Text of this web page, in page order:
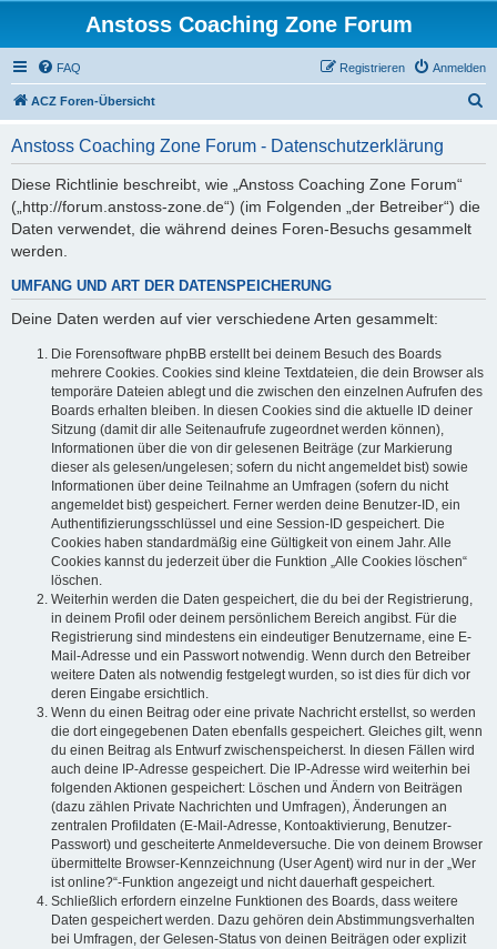
Anstoss Coaching Zone Forum
FAQ Anmelden
Registrieren
ACZ Foren-Übersicht
Anstoss Coaching Zone Forum - Datenschutzerklärung
Diese Richtlinie beschreibt, wie „Anstoss Coaching Zone Forum“
(„http://forum.anstoss-zone.de“) (im Folgenden „der Betreiber“) die
Daten verwendet, die während deines Foren-Besuchs gesammelt
werden.
UMFANG UND ART DER DATENSPEICHERUNG
Deine Daten werden auf vier verschiedene Arten gesammelt:
Die Forensoftware phpBB erstellt bei deinem Besuch des Boards
mehrere Cookies. Cookies sind kleine Textdateien, die dein Browser als
temporäre Dateien ablegt und die zwischen den einzelnen Aufrufen des
Boards erhalten bleiben. In diesen Cookies sind die aktuelle ID deiner
Sitzung (damit dir alle Seitenaufrufe zugeordnet werden können),
Informationen über die von dir gelesenen Beiträge (zur Markierung
dieser als gelesen/ungelesen; sofern du nicht angemeldet bist) sowie
Informationen über deine Teilnahme an Umfragen (sofern du nicht
angemeldet bist) gespeichert. Ferner werden deine Benutzer-ID, ein
Authentifizierungsschlüssel und eine Session-ID gespeichert. Die
Cookies haben standardmäßig eine Gültigkeit von einem Jahr. Alle
Cookies kannst du jederzeit über die Funktion „Alle Cookies löschen“
löschen.
Weiterhin werden die Daten gespeichert, die du bei der Registrierung,
in deinem Profil oder deinem persönlichem Bereich angibst. Für die
Registrierung sind mindestens ein eindeutiger Benutzername, eine E-
Mail-Adresse und ein Passwort notwendig. Wenn durch den Betreiber
weitere Daten als notwendig festgelegt wurden, so ist dies für dich vor
deren Eingabe ersichtlich.
Wenn du einen Beitrag oder eine private Nachricht erstellst, so werden
die dort eingegebenen Daten ebenfalls gespeichert. Gleiches gilt, wenn
du einen Beitrag als Entwurf zwischenspeicherst. In diesen Fällen wird
auch deine IP-Adresse gespeichert. Die IP-Adresse wird weiterhin bei
folgenden Aktionen gespeichert: Löschen und Ändern von Beiträgen
(dazu zählen Private Nachrichten und Umfragen), Änderungen an
zentralen Profildaten (E-Mail-Adresse, Kontoaktivierung, Benutzer-
Passwort) und gescheiterte Anmeldeversuche. Die von deinem Browser
übermittelte Browser-Kennzeichnung (User Agent) wird nur in der „Wer
ist online?“-Funktion angezeigt und nicht dauerhaft gespeichert.
Schließlich erfordern einzelne Funktionen des Boards, dass weitere
Daten gespeichert werden. Dazu gehören dein Abstimmungsverhalten
bei Umfragen, der Gelesen-Status von deinen Beiträgen oder explizit